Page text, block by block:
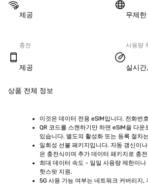
제공 무제한
충전
제공
사용량
실시간
상품 전체 정보
이것은 데이터 전용 eSIM입니다. 전화번
QR 코드를 스캔하기만 하면 eSIM을 다운
있습니다. 별도의 활성화 또는 등록 절차
일회성 선불 패키지입니다. 자동 갱신이
은 충전식이며 추가 데이터 패키지로 충
최대 데이터 속도 - 일일 사용량 제한이나
핫스팟 지원.
5G 사용 가능 여부는 네트워크 커버리지,